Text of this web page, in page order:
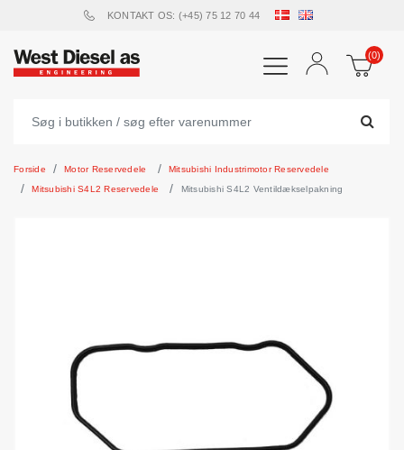
KONTAKT OS: (+45) 75 12 70 44
(0)
Forside Motor Reservedele
Mitsubishi Industrimotor Reservedele
Mitsubishi S4L2 Reservedele
Mitsubishi S4L2 Ventildækselpakning